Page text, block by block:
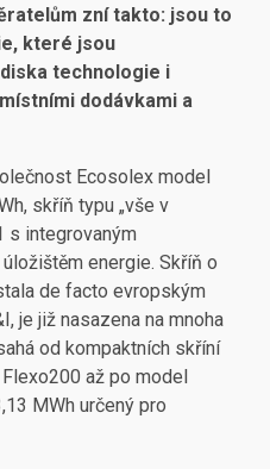
zní takto: jsou to
které jsou
technologie i
dodávkami a
Ecosolex model
skříň typu „vše v
s integrovaným
energie. Skříň o
de facto evropským
je již nasazena na mnoha
od kompaktních skříní
až po model
MWh určený pro